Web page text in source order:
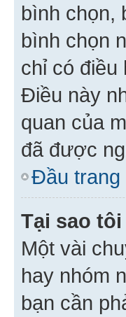
bình chọn,
bình chọn
chỉ có điều
Điều này
quan của
đã được
Đầu trang
Tại sao
Một vài
hay nhóm
bạn cần